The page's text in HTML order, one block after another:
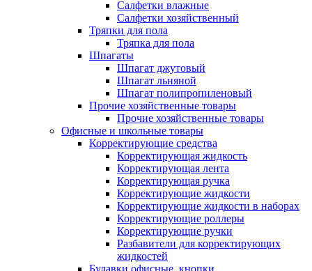
Салфетки влажные
Салфетки хозяйственный
Тряпки для пола
Тряпка для пола
Шпагаты
Шпагат джутовый
Шпагат льняной
Шпагат полипропиленовый
Прочие хозяйственные товары
Прочие хозяйственные товары
Офисные и школьные товары
Корректирующие средства
Корректирующая жидкость
Корректирующая лента
Корректирующая ручка
Корректирующие жидкости
Корректирующие жидкости в наборах
Корректирующие роллеры
Корректирующие ручки
Разбавители для корректирующих
жидкостей
Булавки офисные, кнопки